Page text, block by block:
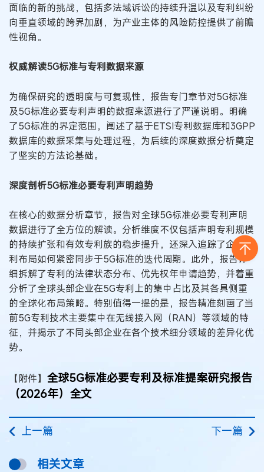
面临的新的挑战，包括多法域诉讼的持续升温以及专利纠纷
向垂直领域的跨界加剧，为产业主体的风险防控提供了前瞻
性视角。
权威解读5G标准与专利数据来源
为确保研究的透明度与可复现性，报告专门章节对5G标准
及5G标准必要专利声明的数据来源进行了严谨说明。明确
了5G标准的界定范围，阐述了基于ETSI专利数据库和3GPP
数据库的数据采集与处理过程，为后续的深度数据分析奠定
了坚实的方法论基础。
深度剖析5G标准必要专利声明趋势
在核心的数据分析章节，报告对全球5G标准必要专利声明
数据进行了全方位的解读。分析维度不仅包括声明专利规模
的持续扩张和有效专利族的稳步提升，还深入追踪了企业专
利布局如何紧密同步于5G标准的迭代周期。此外，报告详
细拆解了专利的法律状态分布、优先权年申请趋势，并着重
分析了全球头部企业在5G专利上的集中占比及其各具侧重
的全球化布局策略。特别值得一提的是，报告精准刻画了当
前5G专利技术主要集中在无线接入网（RAN）等领域的特
征，并揭示了不同头部企业在各个技术细分领域的差异化优
势。
【附件】 全球5G标准必要专利及标准提案研究报告
（2026年）全文
上一篇 下一篇
相关文章